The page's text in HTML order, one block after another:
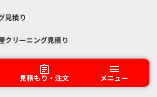
見積もり・注文 メニュー
見積り
クリーニング見積り
ドフラッグ）